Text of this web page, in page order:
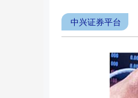
中兴证券平台